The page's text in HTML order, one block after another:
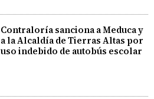
Contraloría sanciona a Meduca y
a la Alcaldía de Tierras Altas por
uso indebido de autobús escolar